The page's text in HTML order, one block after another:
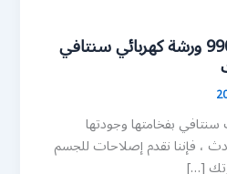
كراج سنتافي 99007366 ورشة كهربائي سنتافي
بفخامتها وجودتها
، فإننا نقدم إصلاحات للجسم
[…]